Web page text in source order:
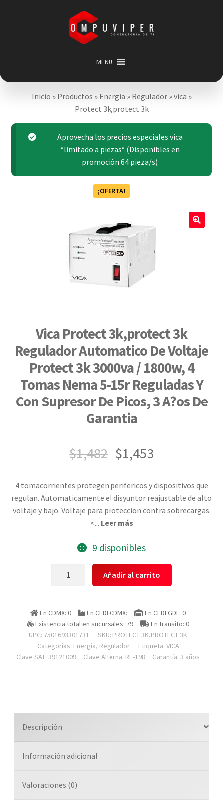
Saltar
navegación
contenido
MENU
Inicio
Categorias
Expandir
hijo
Carrito
Mi cuenta
Acerca de
Inicio » Productos » Energia » Regulador»vica »
Protect 3k,protect 3k
Aprovecha los precios especiales vica
*limitado a piezas* (Disponibles en
promoción 64 pieza/s)
¡OFERTA!
Vica Protect 3k,protect 3k
Regulador Automatico De Voltaje
Protect 3k 3000va / 1800w, 4
Tomas Nema 5-15r Reguladas Y
Con Supresor De Picos, 3 A?os De
Garantia
$1,482 $1,453
4 tomacorrientes protegen perifericos y dispositivos que
regulan. Automaticamente el disyuntor reajustable de alto
voltaje y bajo. Voltaje para proteccion contra sobrecargas.
<... Leer más
9 disponibles
Regulador
Automatico
De
Voltaje
4
Tomas
Nema
15r
Añadir al carrito
En CDMX: 0 En CEDI CDMX:
En CEDI GDL: 0
Existencia total en sucursales: 79
En transito: 0
UPC: 7501693301731
SKU: PROTECT 3K,PROTECT 3K
Categorías: Energia, Regulador Etiqueta: VICA
Clave SAT: 39121009
Clave Alterna: RE-198 Garantía: 3 años
Descripción
Información adicional
Valoraciones (0)